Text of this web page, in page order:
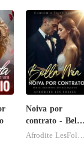
Noiva por
contrato - Bella
Mia